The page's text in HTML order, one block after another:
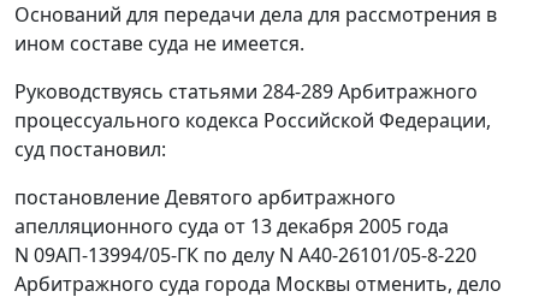
Оснований для передачи дела для рассмотрения в
ином составе суда не имеется.
Руководствуясь статьями 284-289Арбитражного
процессуального кодекса Российской Федерации,
суд постановил:
постановление Девятого арбитражного
апелляционного суда от 13 декабря 2005 года
N 09АП-13994/05-ГК по делу N А40-26101/05-8-220
Арбитражного суда города Москвы отменить, дело